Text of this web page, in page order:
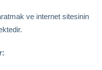
ve internet sitesinin